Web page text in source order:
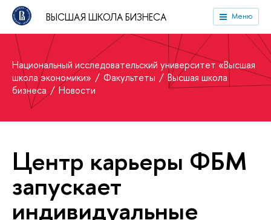
ВЫСШАЯ ШКОЛА БИЗНЕСА Меню
Национальный исследовательский университет «Высшая
школа экономики»
Факультеты
Высшая школа
бизнеса
Новости
Центр карьеры ФБМ
запускает
индивидуальные